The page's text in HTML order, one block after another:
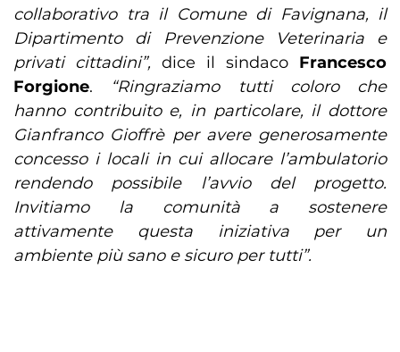
collaborativo tra il Comune di Favignana, il
Dipartimento di Prevenzione Veterinaria e
privati cittadini”, dice il sindaco Francesco
Forgione.
“Ringraziamo tutti coloro che
hanno contribuito e, in particolare, il dottore
Gianfranco Gioffrè per avere generosamente
concesso i locali in cui allocare l’ambulatorio
rendendo possibile l’avvio del progetto.
Invitiamo la comunità a sostenere
attivamente questa iniziativa per un
ambiente più sano e sicuro per tutti”.